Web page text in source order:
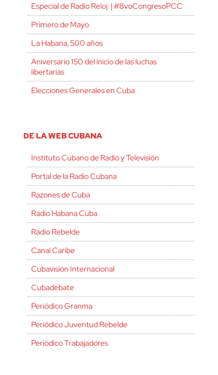
Especial de Radio Reloj | #8voCongresoPCC
Primero de Mayo
La Habana, 500 años
Aniversario 150 del inicio de las luchas
libertarias
Elecciones Generales en Cuba
DE LA WEB CUBANA
Instituto Cubano de Radio y Televisión
Portal de la Radio Cubana
Razones de Cuba
Radio Habana Cuba
Radio Rebelde
Canal Caribe
Cubavisión Internacional
Cubadebate
Periódico Granma
Periódico Juventud Rebelde
Periódico Trabajadores